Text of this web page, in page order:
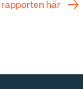
rapporten här